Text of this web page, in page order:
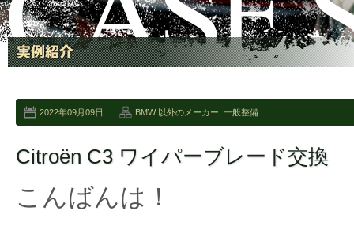
2022年09月09日 BMW 以外のメーカー 一般整備
Citroën C3 ワイパーブレード交換
こんばんは！